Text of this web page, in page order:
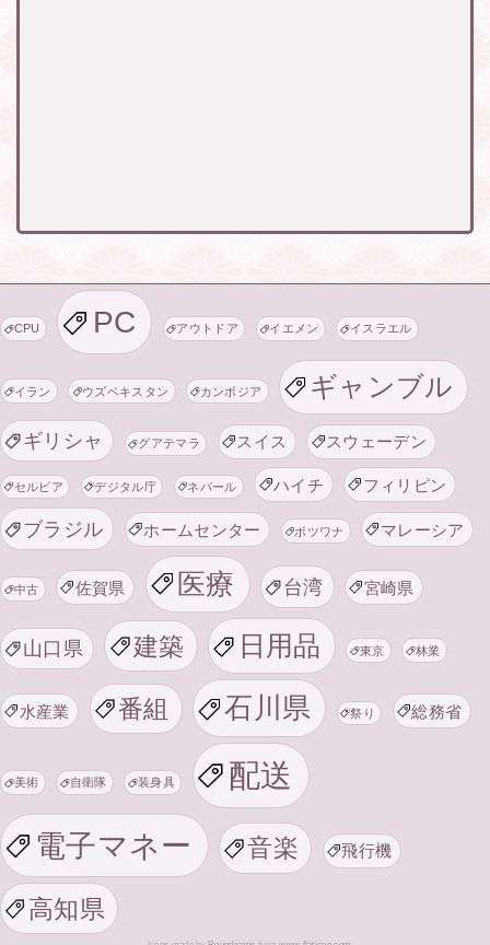
CPU PC アウトドア イエメン イスラエル
イラン ウズベキスタン カンボジア ギャンブル
ギリシャ グアテマラ スイス スウェーデン
セルビア デジタル庁 ネパール ハイチ フィリピン
ブラジル ホームセンター ボツワナ マレーシア
中古 佐賀県 医療 台湾 宮崎県
山口県 建築 日用品 東京 林業
水産業 番組 石川県 祭り 総務省
美術 自衛隊 装身具 配送
電子マネー 音楽 飛行機
高知県